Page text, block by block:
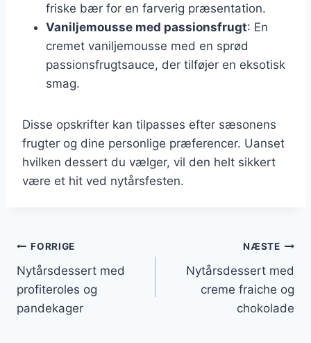
friske bær for en farverig præsentation.
Vaniljemousse med passionsfrugt: En
cremet vaniljemousse med en sprød
passionsfrugtsauce, der tilføjer en eksotisk
smag.
Disse opskrifter kan tilpasses efter sæsonens
frugter og dine personlige præferencer. Uanset
hvilken dessert du vælger, vil den helt sikkert
være et hit ved nytårsfesten.
Indlægsnavigation
FORRIGE
Nytårsdessert med
profiteroles og
pandekager
NÆSTE
Nytårsdessert med
creme fraiche og
chokolade